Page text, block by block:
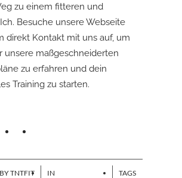
zu einem fitteren und
Besuche unsere Webseite
direkt Kontakt mit uns auf, um
unsere maßgeschneiderten
zu erfahren und dein
Training zu starten.
TNTFIT
IN
TAGS